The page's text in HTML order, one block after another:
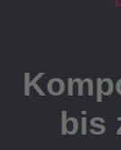
bis